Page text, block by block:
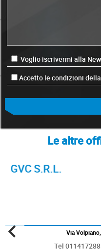
Voglio iscrivermi alla
Accetto le condizioni
Le altre
GVC S.R.L.
Via Volpiano,
Tel